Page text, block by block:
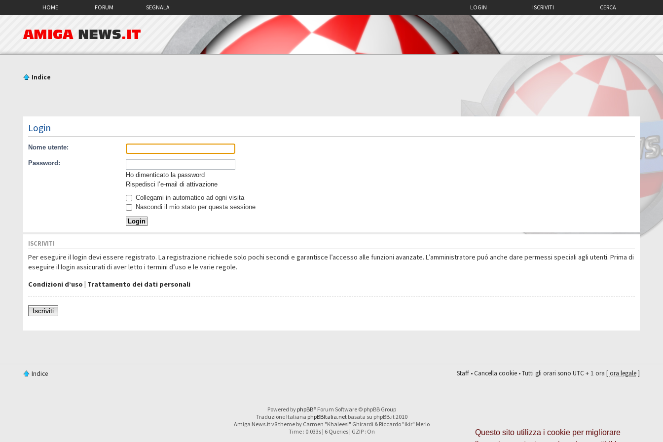
Questo sito utilizza i cookie per migliorare
HOME FORUM SEGNALA CERCA
ISCRIVITI
LOGIN
AMIGA NEWS.IT
Indice
Login
Nome utente:
Password:
Ho dimenticato la password
Rispedisci l’e-mail di attivazione
Collegami in automatico ad ogni visita
Nascondi il mio stato per questa sessione
ISCRIVITI
Per eseguire il login devi essere registrato. La registrazione richiede solo pochi secondi e garantisce l’accesso alle funzioni avanzate. L’amministratore puó anche dare permessi speciali agli utenti. Prima di
eseguire il login assicurati di aver letto i termini d’uso e le varie regole.
Condizioni d’uso | Trattamento dei dati personali
Iscriviti
Indice Staff•Cancella cookie• Tutti gli orari sono UTC + 1 ora [ora legale]
Powered by phpBB® Forum Software © phpBB Group
Traduzione Italiana phpBBItalia.netbasata su phpBB.it 2010
Amiga News.it v8 theme by Carmen "Khaleesi" Ghirardi & Riccardo "ikir" Merlo
Time : 0.033s | 6 Queries | GZIP : On